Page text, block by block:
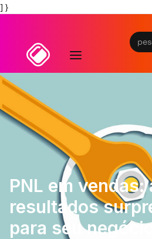
] }
PNL em vendas:
resultados
para seu